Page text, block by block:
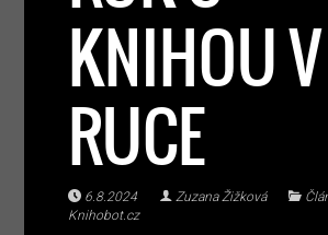
KNIHOU V
RUCE
6.8.2024 Zuzana Žižková
Knihobot.cz